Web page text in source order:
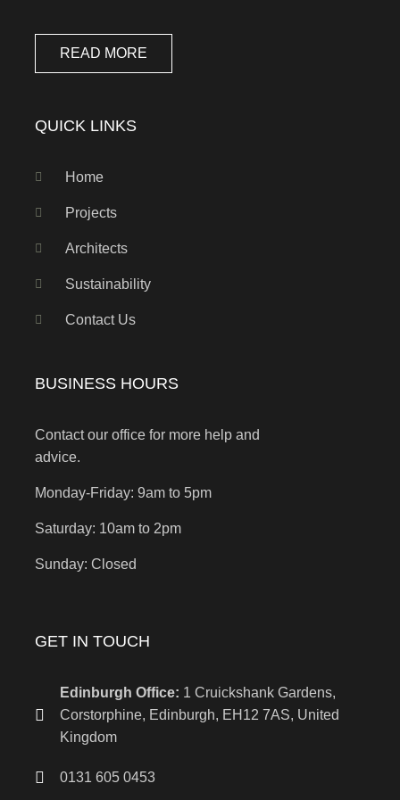
READ MORE
QUICK LINKS
Home
Projects
Architects
Sustainability
Contact Us
BUSINESS HOURS
Contact our office for more help and
advice.
Monday-Friday: 9am to 5pm
Saturday: 10am to 2pm
Sunday: Closed
GET IN TOUCH
Edinburgh Office: 1 Cruickshank Gardens,
Corstorphine, Edinburgh, EH12 7AS, United
Kingdom
0131 605 0453